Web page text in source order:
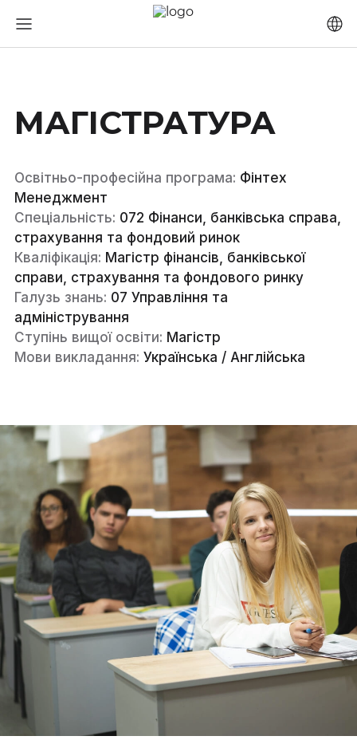
МАГІСТРАТУРА
Освітньо-професійна програма: Фінтех
Менеджмент
Спеціальність: 072 Фінанси, банківська справа,
страхування та фондовий ринок
Кваліфікація: Магістр фінансів, банківської
справи, страхування та фондового ринку
Галузь знань: 07 Управління та
адміністрування
Ступінь вищої освіти: Магістр
Мови викладання: Українська / Англійська